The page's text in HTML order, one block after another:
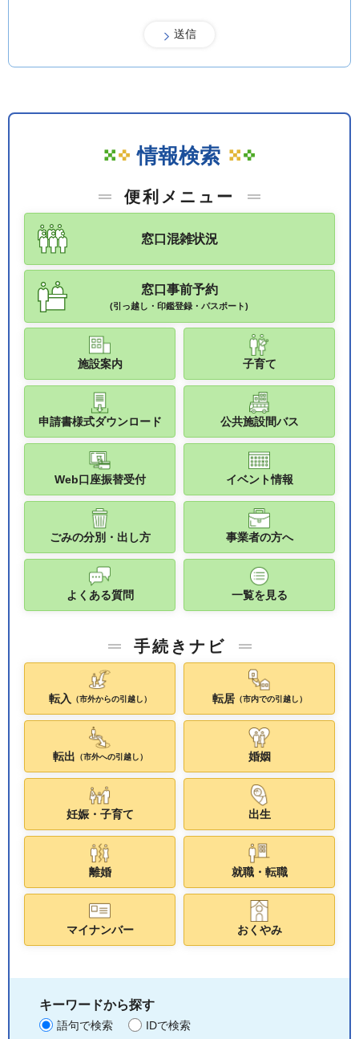
情報検索
便利メニュー
窓口混雑状況
窓口事前予約
(引っ越し・印鑑登録・パスポート)
施設案内 子育て
申請書様式ダウンロード 公共施設間バス
Web口座振替受付 イベント情報
ごみの分別・出し方 事業者の方へ
よくある質問 一覧を見る
手続きナビ
転入 （市外からの引越し） 転居（市内での引越し）
転出 （市外への引越し） 婚姻
妊娠・子育て 出生
離婚 就職・転職
マイナンバー おくやみ
キーワードから探す
語句で検索 IDで検索